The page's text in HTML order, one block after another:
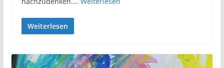
Weiterlesen